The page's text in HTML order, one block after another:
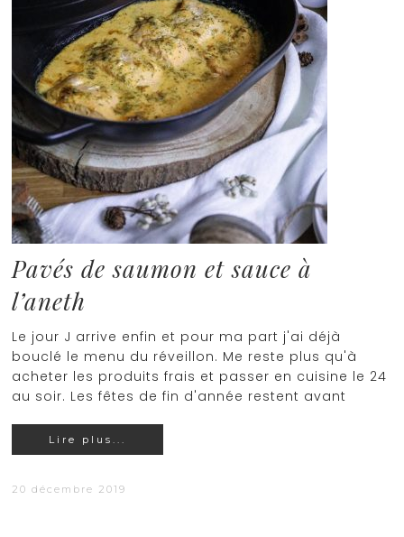
Pavés de saumon et sauce à
l’aneth
Le jour J arrive enfin et pour ma part j'ai déjà
bouclé le menu du réveillon. Me reste plus qu'à
acheter les produits frais et passer en cuisine le 24
au soir. Les fêtes de fin d'année restent avant
Lire plus...
20 décembre 2019